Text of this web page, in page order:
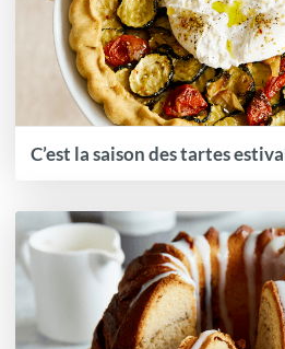
C’est la saison des tartes